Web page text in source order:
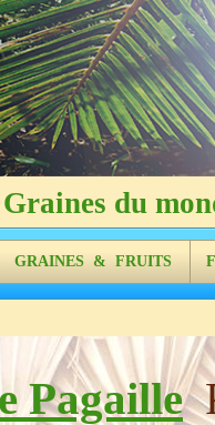
- Graines
Pagaille
GRAINES & FRUITS